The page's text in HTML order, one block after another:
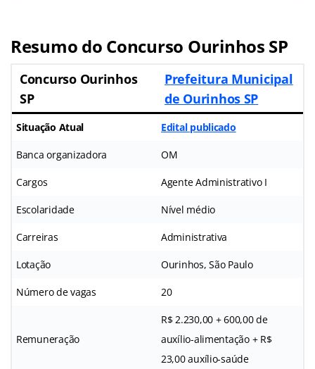
Resumo do Concurso Ourinhos SP
Concurso Ourinhos
SP
Prefeitura Municipal
de Ourinhos SP
Situação Atual Edital publicado
Banca organizadora OM
Cargos Agente Administrativo I
Escolaridade Nível médio
Carreiras Administrativa
Lotação Ourinhos, São Paulo
Número de vagas 20
Remuneração
R$ 2.230,00 + 600,00 de
auxílio-alimentação + R$
23,00 auxílio-saúde